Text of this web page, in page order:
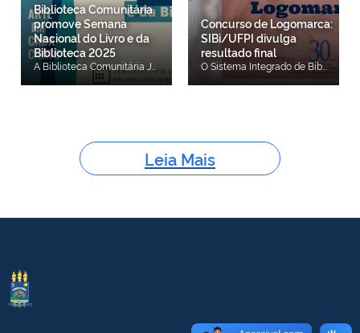
Biblioteca Comunitária
promove Semana
Nacional do Livro e da
Biblioteca 2025
Concurso de Logomarca:
SIBi/UFPI divulga
resultado final
O Sistema Integrado de Bibliotecas da UFPI, por meio da Biblioteca Comunitária Jorn. Carlos Castello Branco (BCCB), torna público o resultado final do concurso de logomarca da BCCB. O evento foi direcionado aos estudantes da Universidade Federal do Piauí e pensado para promover o engajamento e a interação deste público no projeto de criação da identidade visual da Biblioteca Comunitária. Participaram do evento 41 estudantes, com envio de 10 propostas. Os vencedores receberão kits de livros da Editora da UFPI (EDUFPI), distribuídos da seguinte forma: 30 livros para o 1º lugar, 20 para o 2º lugar e 10 para o 3º lugar. Além disso, terão direito ao empréstimo simultâneo de até 10 livros, pelo período de um ano, e receberão certificado de participação no Concurso de Logomarca da Biblioteca. A logomarca vencedora será anunciada na cerimônia comemorativa aos 30 anos da BCCB, a ser realizada no dia 22 de agosto de 2025, no hall interno da Biblioteca Comunitária. Confira aqui o resultado final.
Leia Mais